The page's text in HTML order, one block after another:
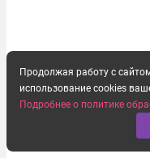
Продолжая работу с
использование cookies
Подробнее о политике